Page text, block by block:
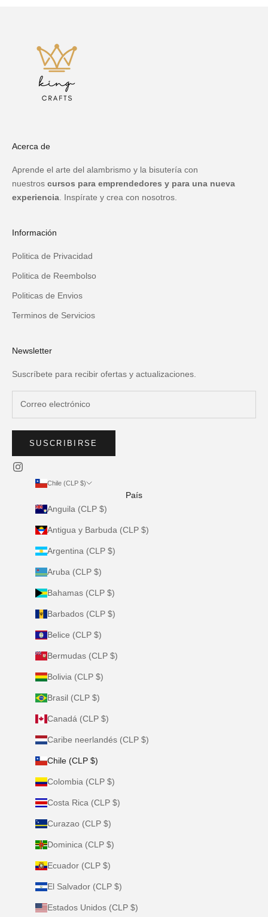
Acerca de
Aprende el arte del alambrismo y la bisutería con
nuestros cursos para emprendedores y para una nueva
experiencia . Inspírate y crea con nosotros.
Información
Politica de Privacidad
Politica de Reembolso
Politicas de Envios
Terminos de Servicios
Newsletter
Suscríbete para recibir ofertas y actualizaciones.
SUSCRIBIRSE
Chile (CLP $)
País
Anguila (CLP $)
Antigua y Barbuda (CLP $)
Argentina (CLP $)
Aruba (CLP $)
Bahamas (CLP $)
Barbados (CLP $)
Belice (CLP $)
Bermudas (CLP $)
Bolivia (CLP $)
Brasil (CLP $)
Canadá (CLP $)
Caribe neerlandés (CLP $)
Chile (CLP $)
Colombia (CLP $)
Costa Rica (CLP $)
Curazao (CLP $)
Dominica (CLP $)
Ecuador (CLP $)
El Salvador (CLP $)
Estados Unidos (CLP $)